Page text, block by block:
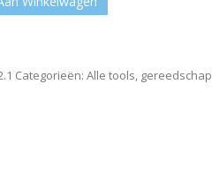
Categorieën: Alle tools, gereedschap